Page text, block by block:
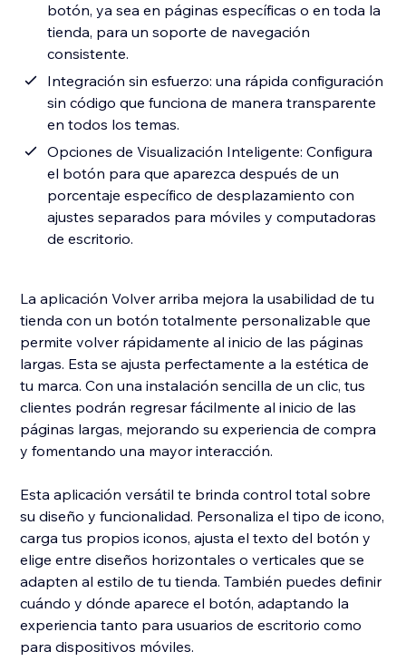
botón, ya sea en páginas específicas o en toda la
tienda, para un soporte de navegación
consistente.
Integración sin esfuerzo: una rápida configuración
sin código que funciona de manera transparente
en todos los temas.
Opciones de Visualización Inteligente: Configura
el botón para que aparezca después de un
porcentaje específico de desplazamiento con
ajustes separados para móviles y computadoras
de escritorio.
La aplicación Volver arriba mejora la usabilidad de tu
tienda con un botón totalmente personalizable que
permite volver rápidamente al inicio de las páginas
largas. Esta se ajusta perfectamente a la estética de
tu marca. Con una instalación sencilla de un clic, tus
clientes podrán regresar fácilmente al inicio de las
páginas largas, mejorando su experiencia de compra
y fomentando una mayor interacción.
Esta aplicación versátil te brinda control total sobre
su diseño y funcionalidad. Personaliza el tipo de icono,
carga tus propios iconos, ajusta el texto del botón y
elige entre diseños horizontales o verticales que se
adapten al estilo de tu tienda. También puedes definir
cuándo y dónde aparece el botón, adaptando la
experiencia tanto para usuarios de escritorio como
para dispositivos móviles.